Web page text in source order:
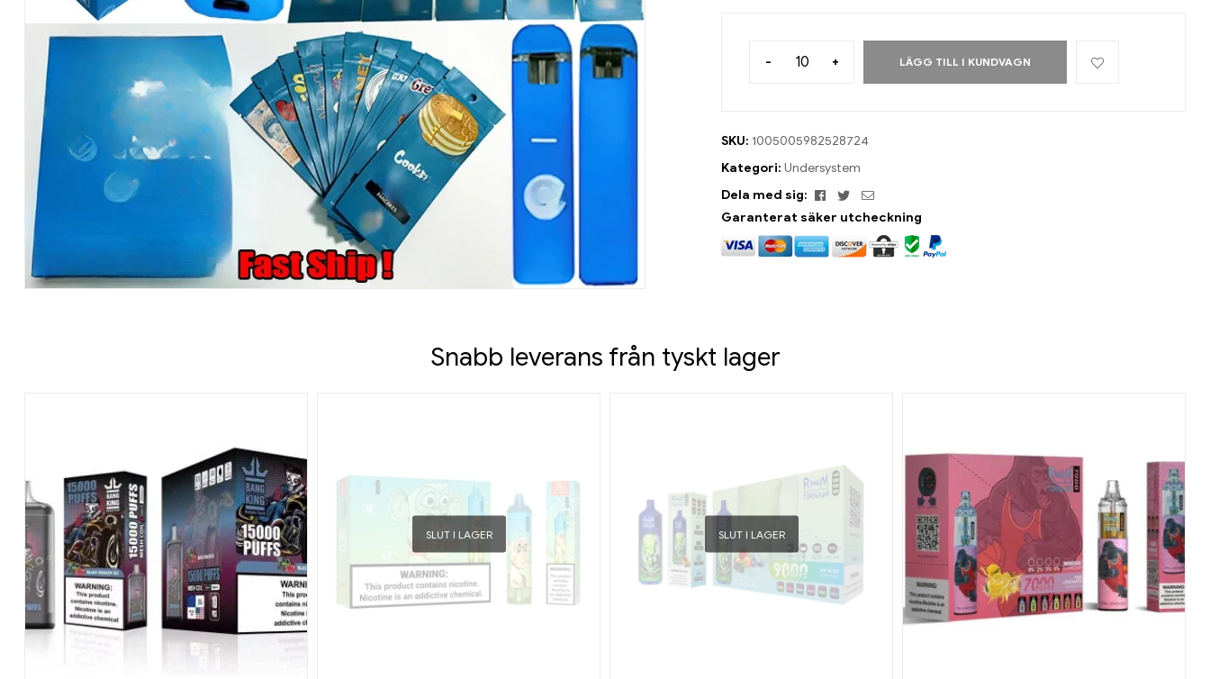
- + LÄGG TILL I KUNDVAGN
SKU: 1005005982528724
Kategori: Undersystem
Dela med sig:
Facebook
Twitter
E-
post
Garanterat säker utcheckning
Snabb leverans från tyskt lager
SLUT I LAGER SLUT I LAGER